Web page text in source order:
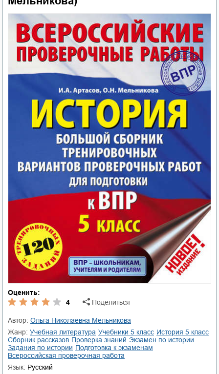
Оценить:
4
Поделиться
Автор:
Ольга Николаевна Мельникова
Жанр:
учебная литература учебники 5 класс
история 5 класс
сборник рассказов
проверка знаний
экзамен по истории
задания по истории
подготовка к экзаменам
Всероссийская проверочная работа
Язык: Русский